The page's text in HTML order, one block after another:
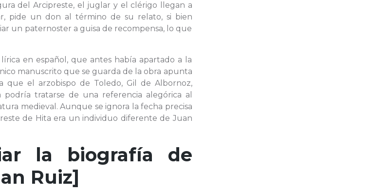
del Arcipreste, el juglar y el clérigo llegan a
pide un don al término de su relato, si bien
un paternoster a guisa de recompensa, lo que
en español, que antes había apartado a la
manuscrito que se guarda de la obra apunta
que el arzobispo de Toledo, Gil de Albornoz,
tratarse de una referencia alegórica al
medieval. Aunque se ignora la fecha precisa
de Hita era un individuo diferente de Juan
la biografía de
Ruiz]